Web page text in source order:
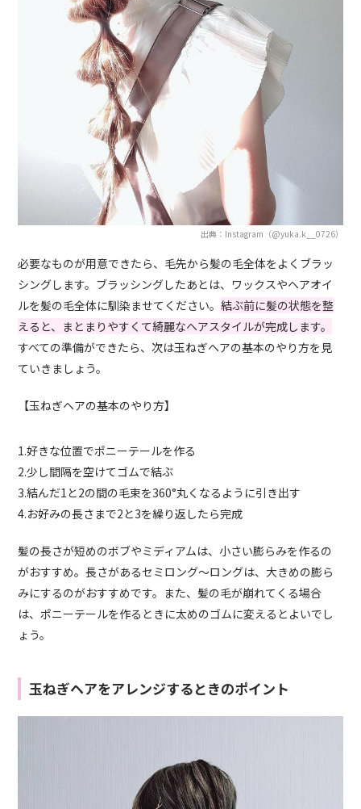
出典：Instagram（@yuka.k__0726）
必要なものが用意できたら、毛先から髪の毛全体をよくブラッ
シングします。ブラッシングしたあとは、ワックスやヘアオイ
ルを髪の毛全体に馴染ませてください。結ぶ前に髪の状態を整
えると、まとまりやすくて綺麗なヘアスタイルが完成します。
すべての準備ができたら、次は玉ねぎヘアの基本のやり方を見
ていきましょう。
【玉ねぎヘアの基本のやり方】
1.好きな位置でポニーテールを作る
2.少し間隔を空けてゴムで結ぶ
3.結んだ1と2の間の毛束を360°丸くなるように引き出す
4.お好みの長さまで2と3を繰り返したら完成
髪の長さが短めのボブやミディアムは、小さい膨らみを作るの
がおすすめ。長さがあるセミロング〜ロングは、大きめの膨ら
みにするのがおすすめです。また、髪の毛が崩れてくる場合
は、ポニーテールを作るときに太めのゴムに変えるとよいでし
ょう。
玉ねぎヘアをアレンジするときのポイント